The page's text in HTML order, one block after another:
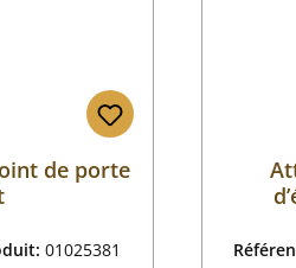
de porte
01025381